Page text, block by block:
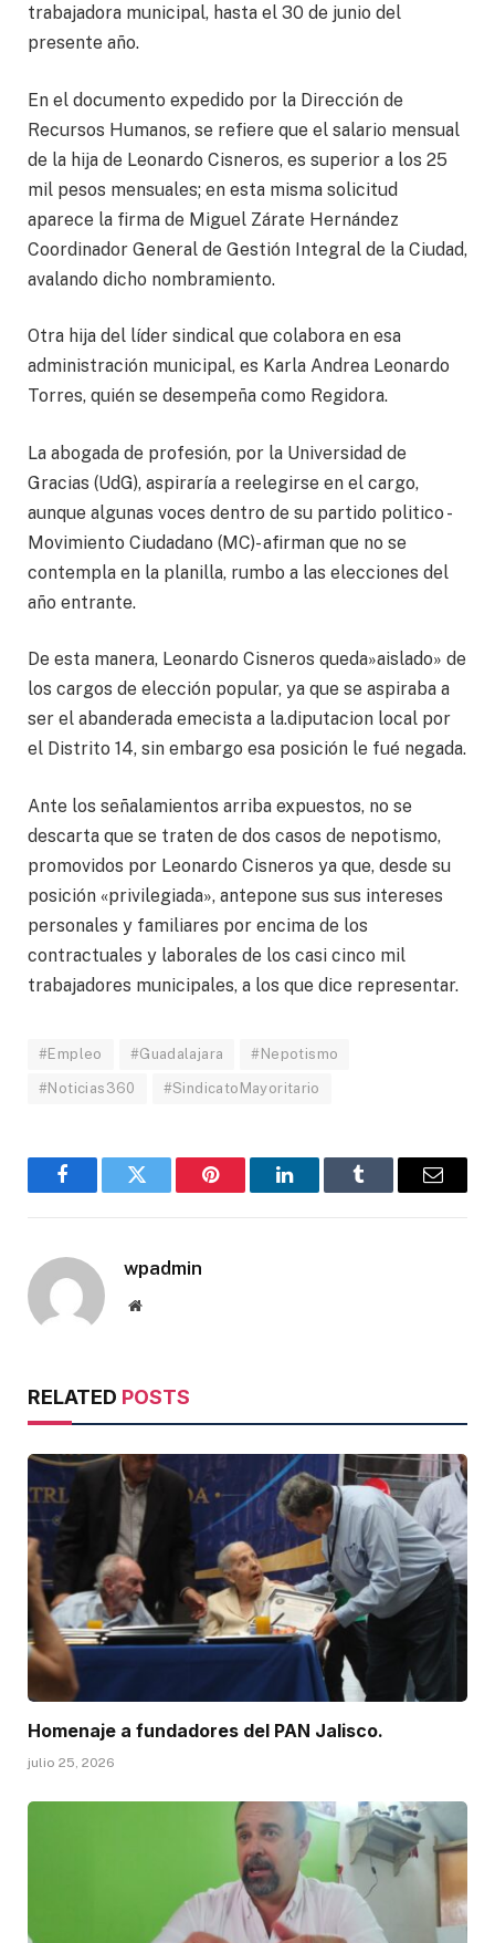
trabajadora municipal, hasta el 30 de junio del
presente año.
En el documento expedido por la Dirección de
Recursos Humanos, se refiere que el salario mensual
de la hija de Leonardo Cisneros, es superior a los 25
mil pesos mensuales; en esta misma solicitud
aparece la firma de Miguel Zárate Hernández
Coordinador General de Gestión Integral de la Ciudad,
avalando dicho nombramiento.
Otra hija del líder sindical que colabora en esa
administración municipal, es Karla Andrea Leonardo
Torres, quién se desempeña como Regidora.
La abogada de profesión, por la Universidad de
Gracias (UdG), aspiraría a reelegirse en el cargo,
aunque algunas voces dentro de su partido politico -
Movimiento Ciudadano (MC)- afirman que no se
contempla en la planilla, rumbo a las elecciones del
año entrante.
De esta manera, Leonardo Cisneros queda»aislado» de
los cargos de elección popular, ya que se aspiraba a
ser el abanderada emecista a la.diputacion local por
el Distrito 14, sin embargo esa posición le fué negada.
Ante los señalamientos arriba expuestos, no se
descarta que se traten de dos casos de nepotismo,
promovidos por Leonardo Cisneros ya que, desde su
posición «privilegiada», antepone sus sus intereses
personales y familiares por encima de los
contractuales y laborales de los casi cinco mil
trabajadores municipales, a los que dice representar.
#Empleo #Guadalajara #Nepotismo
#Noticias360 #SindicatoMayoritario
FacebookTwitter Pinterest LinkedInTumblr Email
wpadmin
Website
RELATED POSTS
Homenaje a fundadores del PAN Jalisco.
julio 25, 2026